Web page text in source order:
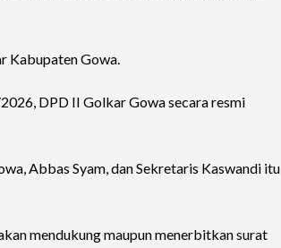
Kabupaten Gowa.
DPD II Golkar Gowa secara resmi
Abbas Syam, dan Sekretaris Kaswandi itu
mendukung maupun menerbitkan surat